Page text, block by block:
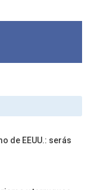
de EEUU.: serás